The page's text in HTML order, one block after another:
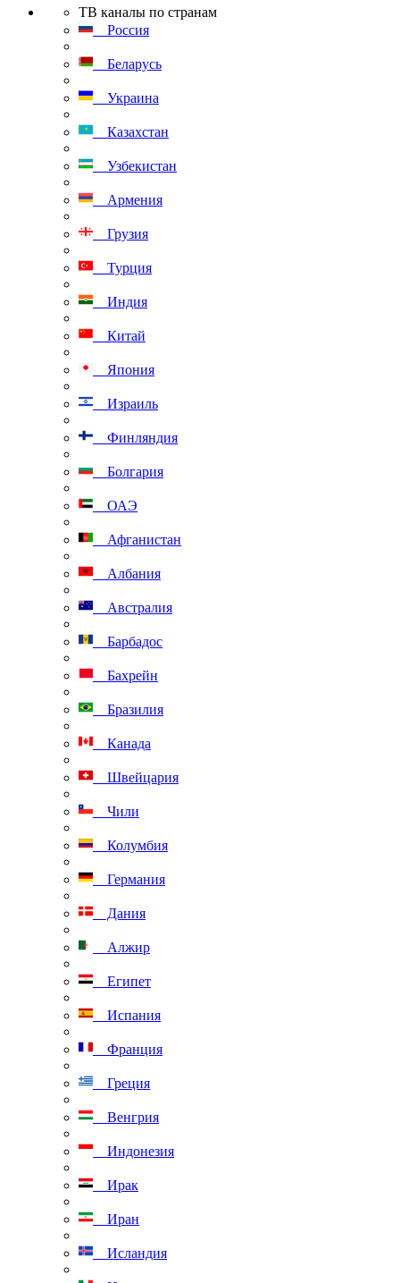
ТВ каналы по странам
Россия
Беларусь
Украина
Казахстан
Узбекистан
Армения
Грузия
Турция
Индия
Китай
Япония
Израиль
Финляндия
Болгария
ОАЭ
Афганистан
Албания
Австралия
Барбадос
Бахрейн
Бразилия
Канада
Швейцария
Чили
Колумбия
Германия
Дания
Алжир
Египет
Испания
Франция
Греция
Венгрия
Индонезия
Ирак
Иран
Исландия